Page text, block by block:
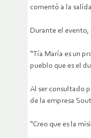
comentó a la
Durante el evento,
“Tía María es un
pueblo que es el
Al ser consultado
de la empresa
“Creo que es la